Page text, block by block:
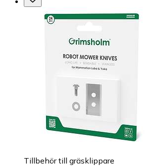
Tillbehör till gräsklippare